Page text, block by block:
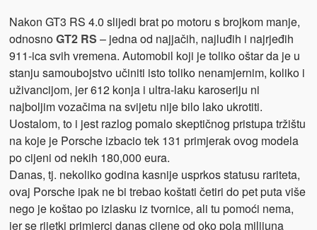
Nakon GT3 RS 4.0 slijedi brat po motoru s brojkom manje,
odnosnoGT2 RS – jedna od najjačih, najluđih i najrjeđih
911-ica svih vremena. Automobil koji je toliko oštar da je u
stanju samoubojstvo učiniti isto toliko nenamjernim, koliko i
uživancijom, jer 612 konja i ultra-laku karoseriju ni
najboljim vozačima na svijetu nije bilo lako ukrotiti.
Uostalom, to i jest razlog pomalo skeptičnog pristupa tržištu
na koje je Porsche izbacio tek 131 primjerak ovog modela
po cijeni od nekih 180,000 eura.
Danas, tj. nekoliko godina kasnije usprkos statusu rariteta,
ovaj Porsche ipak ne bi trebao koštati četiri do pet puta više
nego je koštao po izlasku iz tvornice, ali tu pomoći nema,
jer se rijetki primjerci danas cijene od oko pola milijuna